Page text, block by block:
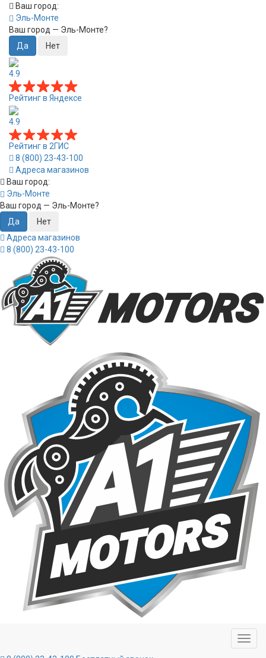
Ваш город:
Эль-Монте
Ваш город — Эль-Монте?
4.9
Рейтинг в Яндексе
4.9
Рейтинг в 2ГИС
8 (800) 23-43-100
Адреса магазинов
Ваш город:
Эль-Монте
Ваш город — Эль-Монте?
Адреса магазинов
8 (800) 23-43-100